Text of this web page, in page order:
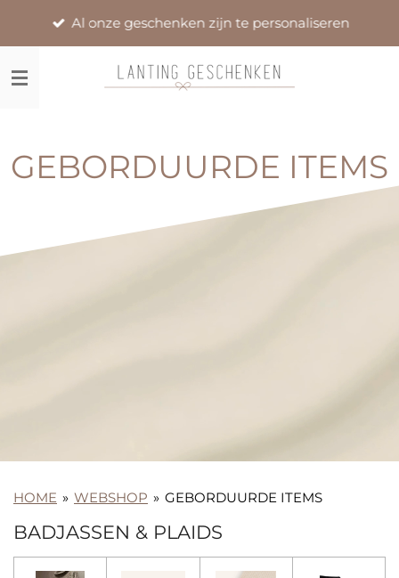
de
Al onze geschenken zijn te personaliseren
GEBORDUURDE ITEMS
HOME » WEBSHOP » GEBORDUURDE ITEMS
BADJASSEN & PLAIDS